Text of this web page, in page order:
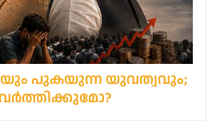
പുകയുന്ന യുവത്വവും;